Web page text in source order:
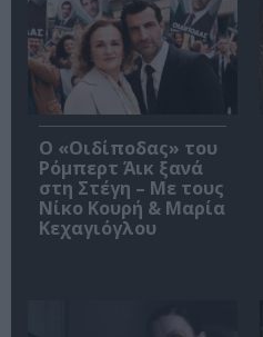
O «Οιδίποδας» του
Ρόμπερτ Άικ ξανά
στη Στέγη – Με τους
Νίκο Κουρή & Μαρία
Κεχαγιόγλου